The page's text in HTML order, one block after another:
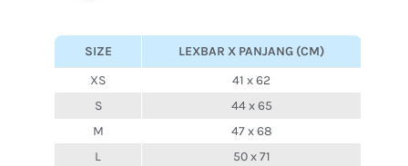
SIZE
LEXBAR X PANJANG (CM)
XS
41 x 62
S
44 x 65
M
47 x 68
L
50 x 71